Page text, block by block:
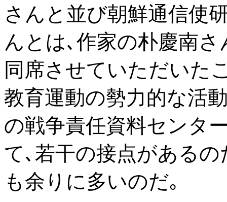
さんと並び朝鮮通信使
んとは､作家の朴慶南
同席させていただいた
教育運動の勢力的な活
の戦争責任資料センタ
て､若干の接点がある
も余りに多いのだ｡